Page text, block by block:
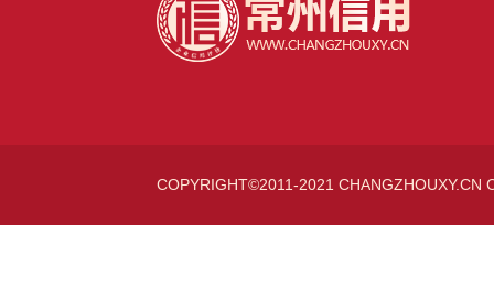
COPYRIGHT©2011-2021 CHANGZHOUXY.CN